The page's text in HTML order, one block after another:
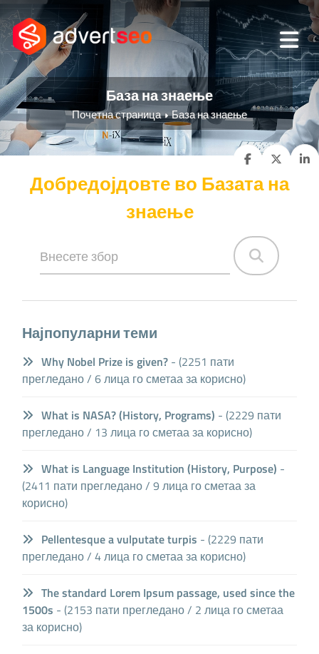
База на знаење
Почетна страница База на знаење
Добредојдовте во Базата на
знаење
Најпопуларни теми
Why Nobel Prize is given? - (2251 пати
прегледано / 6 лица го сметаа за корисно)
What is NASA? (History, Programs) - (2229 пати
прегледано / 13 лица го сметаа за корисно)
What is Language Institution (History, Purpose) -
(2411 пати прегледано / 9 лица го сметаа за
корисно)
Pellentesque a vulputate turpis - (2229 пати
прегледано / 4 лица го сметаа за корисно)
The standard Lorem Ipsum passage, used since the
1500s - (2153 пати прегледано / 2 лица го сметаа
за корисно)